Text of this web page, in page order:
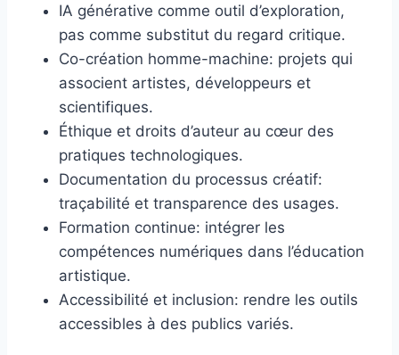
IA générative comme outil d’exploration,
pas comme substitut du regard critique.
Co-création homme-machine: projets qui
associent artistes, développeurs et
scientifiques.
Éthique et droits d’auteur au cœur des
pratiques technologiques.
Documentation du processus créatif:
traçabilité et transparence des usages.
Formation continue: intégrer les
compétences numériques dans l’éducation
artistique.
Accessibilité et inclusion: rendre les outils
accessibles à des publics variés.